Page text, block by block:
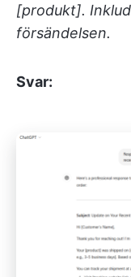
[produkt].
försändelsen.
Svar: